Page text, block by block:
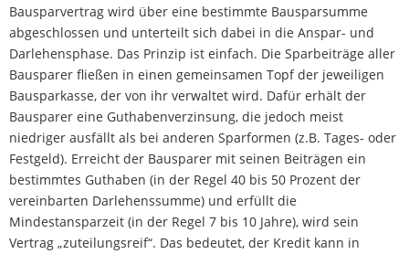
Bausparvertrag wird über eine bestimmte Bausparsumme
abgeschlossen und unterteilt sich dabei in die Anspar- und
Darlehensphase. Das Prinzip ist einfach. Die Sparbeiträge aller
Bausparer fließen in einen gemeinsamen Topf der jeweiligen
Bausparkasse, der von ihr verwaltet wird. Dafür erhält der
Bausparer eine Guthabenverzinsung, die jedoch meist
niedriger ausfällt als bei anderen Sparformen (z.B. Tages- oder
Festgeld). Erreicht der Bausparer mit seinen Beiträgen ein
bestimmtes Guthaben (in der Regel 40 bis 50 Prozent der
vereinbarten Darlehenssumme) und erfüllt die
Mindestansparzeit (in der Regel 7 bis 10 Jahre), wird sein
Vertrag „zuteilungsreif“. Das bedeutet, der Kredit kann in